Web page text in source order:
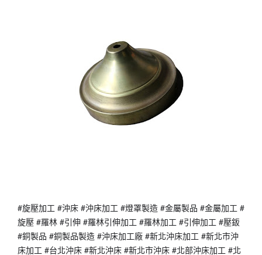
#旋壓加工 #沖床 #沖床加工 #燈罩製造 #金屬製品 #金屬加工 #
旋壓 #羅林 #引伸 #羅林引伸加工 #羅林加工 #引伸加工 #壓鈑
#銅製品 #銅製品製造 #沖床加工廠 #新北沖床加工 #新北市沖
床加工 #台北沖床 #新北沖床 #新北市沖床 #北部沖床加工 #北